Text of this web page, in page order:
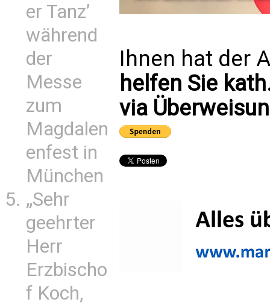
er Tanz’
während
der
Messe
zum
Magdalen
enfest in
München
„Sehr
geehrter
Herr
Erzbischo
f Koch,
Ihnen hat der
helfen Sie
via